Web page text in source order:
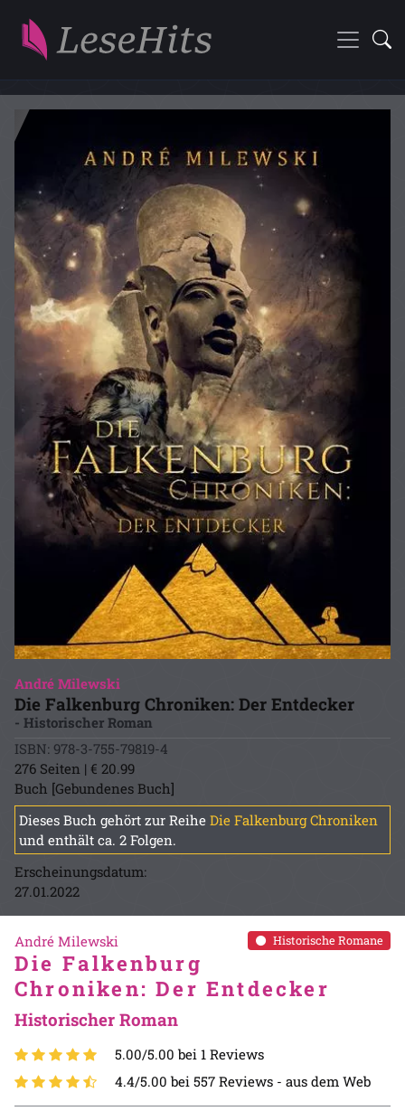
André Milewski
Die Falkenburg Chroniken: Der Entdecker
- Historischer Roman
ISBN: 978-3-755-79819-4
276 Seiten | € 20.99
Buch [Gebundenes Buch]
Dieses Buch gehört zur Reihe Die Falkenburg Chroniken
und enthält ca. 2 Folgen.
Erscheinungsdatum:
27.01.2022
Historische Romane
André Milewski
Die Falkenburg
Chroniken: Der Entdecker
Historischer Roman
5.00/5.00 bei 1 Reviews
4.4/5.00 bei 557 Reviews - aus dem Web